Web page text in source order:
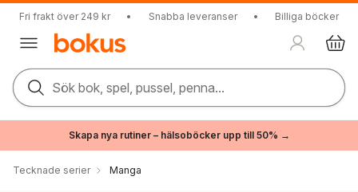
Fri frakt över 249 kr • Snabba leveranser • Billiga böcker
Sök bok, spel, pussel, penna...
Skapa nya rutiner – hälsoböcker upp till 50% →
Tecknade serier Manga